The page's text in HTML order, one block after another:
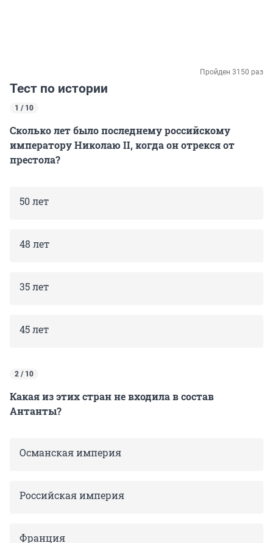
Пройден 3150 раз
Тест по истории
1 / 10
Сколько лет было последнему российскому
императоруНиколаю II, когда он отрекся от
престола?
50 лет
48 лет
35 лет
45 лет
2 / 10
Какая из этих стран не входила в состав
Антанты?
Османская империя
Российская империя
Франция